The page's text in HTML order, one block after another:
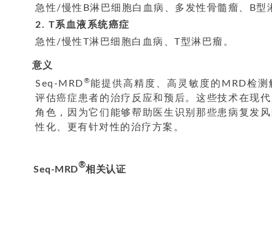
急性/慢性B淋巴细胞白血病、多发性骨髓瘤、B型
2. T系血液系统癌症
急性/慢性T淋巴细胞白血病、T型淋巴瘤。
意义
Seq-MRD®能提供高精度、高灵敏度的MRD检
评估癌症患者的治疗反应和预后。这些技术在现
角色，因为它们能够帮助医生识别那些患病复发
性化、更有针对性的治疗方案。
Seq-MRD®相关认证